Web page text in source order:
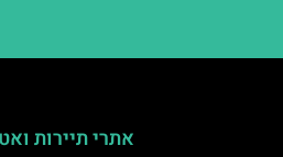
אתרי תיירות